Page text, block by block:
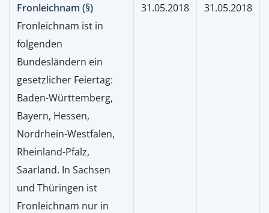
Fronleichnam (§)
Fronleichnam ist in
folgenden
Bundesländern ein
gesetzlicher Feiertag:
Baden-Württemberg,
Bayern, Hessen,
Nordrhein-Westfalen,
Rheinland-Pfalz,
Saarland. In Sachsen
und Thüringen ist
Fronleichnam nur in
31.05.2018 31.05.2018